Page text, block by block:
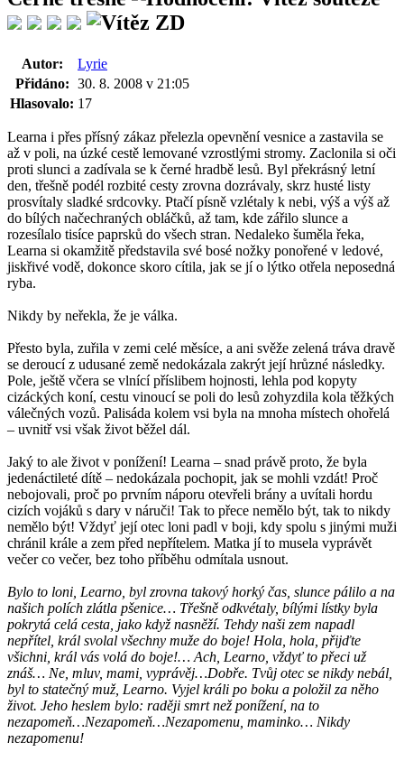
Autor:
Lyrie
Přidáno: 30. 8. 2008 v 21:05
Hlasovalo: 17
Learna i přes přísný zákaz přelezla opevnění vesnice a zastavila se
až v poli, na úzké cestě lemované vzrostlými stromy. Zaclonila si oči
proti slunci a zadívala se k černé hradbě lesů. Byl překrásný letní
den, třešně podél rozbité cesty zrovna dozrávaly, skrz husté listy
prosvítaly sladké srdcovky. Ptačí písně vzlétaly k nebi, výš a výš až
do bílých načechraných obláčků, až tam, kde zářilo slunce a
rozesílalo tisíce paprsků do všech stran. Nedaleko šuměla řeka,
Learna si okamžitě představila své bosé nožky ponořené v ledové,
jiskřivé vodě, dokonce skoro cítila, jak se jí o lýtko otřela neposedná
ryba.
Nikdy by neřekla, že je válka.
Přesto byla, zuřila v zemi celé měsíce, a ani svěže zelená tráva dravě
se deroucí z udusané země nedokázala zakrýt její hrůzné následky.
Pole, ještě včera se vlnící příslibem hojnosti, lehla pod kopyty
cizáckých koní, cestu vinoucí se poli do lesů zohyzdila kola těžkých
válečných vozů. Palisáda kolem vsi byla na mnoha místech ohořelá
– uvnitř vsi však život běžel dál.
Jaký to ale život v ponížení! Learna – snad právě proto, že byla
jedenáctileté dítě – nedokázala pochopit, jak se mohli vzdát! Proč
nebojovali, proč po prvním náporu otevřeli brány a uvítali hordu
cizích vojáků s dary v náruči! Tak to přece nemělo být, tak to nikdy
nemělo být! Vždyť její otec loni padl v boji, kdy spolu s jinými muži
chránil krále a zem před nepřítelem. Matka jí to musela vyprávět
večer co večer, bez toho příběhu odmítala usnout.
Bylo to loni, Learno, byl zrovna takový horký čas, slunce pálilo a na
našich polích zlátla pšenice… Třešně odkvétaly, bílými lístky byla
pokrytá celá cesta, jako když nasněží. Tehdy naši zem napadl
nepřítel, král svolal všechny muže do boje! Hola, hola, přijďte
všichni, král vás volá do boje!… Ach, Learno, vždyť to přeci už
znáš… Ne, mluv, mami, vyprávěj…Dobře. Tvůj otec se nikdy nebál,
byl to statečný muž, Learno. Vyjel králi po boku a položil za něho
život. Jeho heslem bylo: raději smrt než ponížení, na to
nezapomeň…Nezapomeň…Nezapomenu, maminko… Nikdy
nezapomenu!